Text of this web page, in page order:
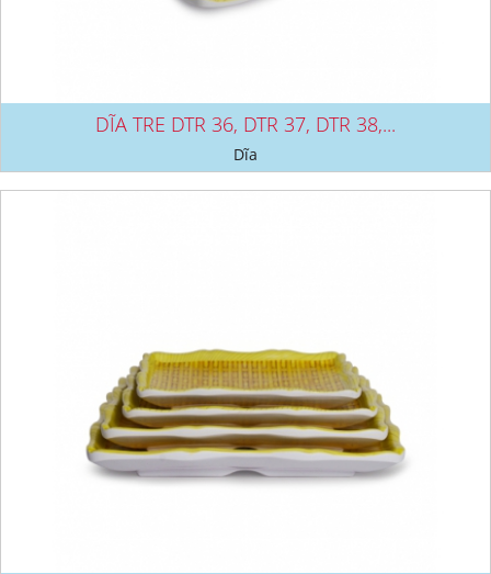
DĨA TRE DTR 36, DTR 37, DTR 38,...
Dĩa